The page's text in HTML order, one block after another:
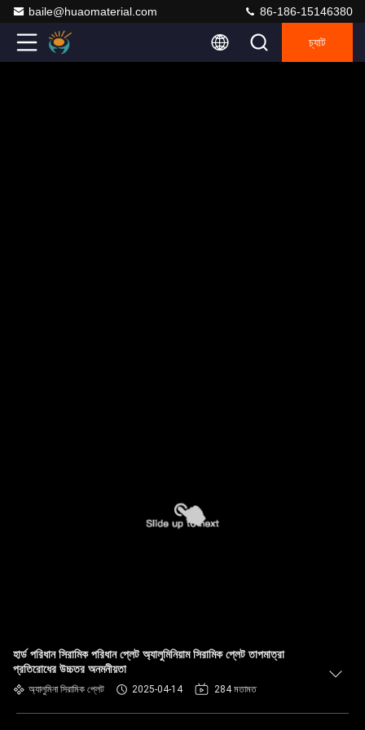
baile@huaomaterial.com 86-186-15146380
চ্যাট
হার্ড পরিধান সিরামিক পরিধান প্লেট অ্যালুমিনিয়াম সিরামিক প্লেট তাপমাত্রা
প্রতিরোধের উচ্চতর অনমনীয়তা
অ্যালুমিনা সিরামিক প্লেট 2025-04-14 284 মতামত